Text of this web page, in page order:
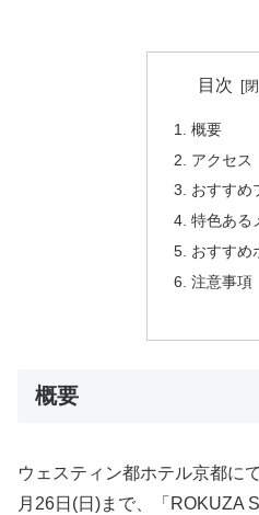
目次
概要
アクセス
おすすめ
特色ある
おすすめ
注意事項
概要
ウェスティン都ホテル京都に
月26日(日)まで、「ROKUZA